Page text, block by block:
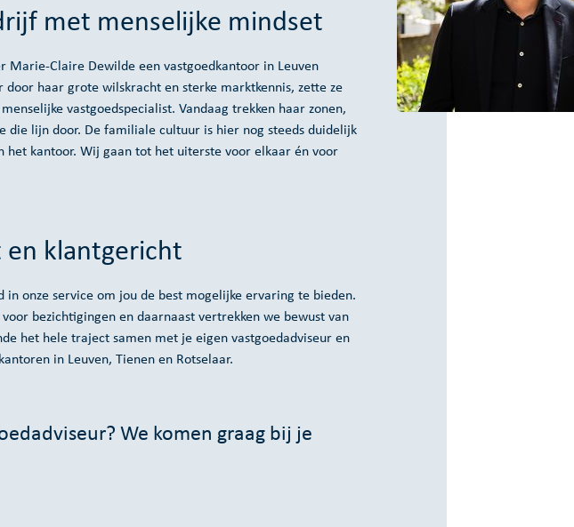
met menselijke mindset
Marie-Claire Dewilde een vastgoedkantoor in Leuven
haar grote wilskracht en sterke marktkennis, zette ze
vastgoedspecialist. Vandaag trekken haar zonen,
die lijn door. De familiale cultuur is hier nog steeds duidelijk
het kantoor. Wij gaan tot het uiterste voor elkaar én voor
en klantgericht
in onze service om jou de best mogelijke ervaring te bieden.
bezichtigingen en daarnaast vertrekken we bewust van
het hele traject samen met je eigen vastgoedadviseur en
in Leuven, Tienen en Rotselaar.
We komen graag bij je